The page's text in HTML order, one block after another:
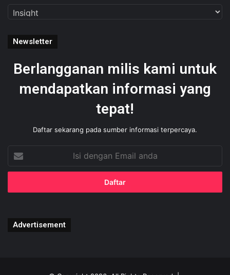
Categories
Newsletter
Berlangganan milis kami untuk
mendapatkan informasi yang
tepat!
Daftar sekarang pada sumber informasi terpercaya.
dengan
Email
Advertisement